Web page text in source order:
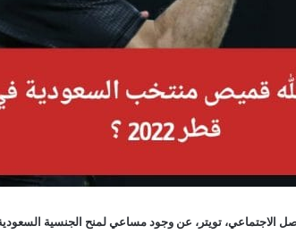
تويتر، عن وجود مساعي لمنح الجنسية